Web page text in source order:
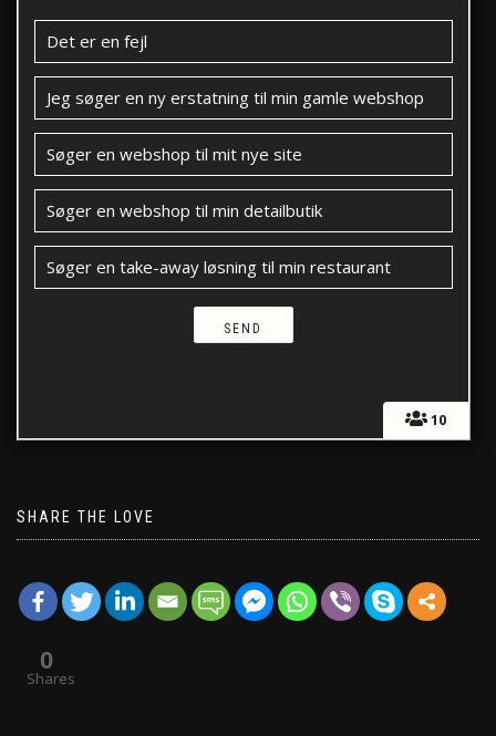
10
Det er en fejl
Jeg søger en ny erstatning til min gamle webshop
Søger en webshop til mit nye site
Søger en webshop til min detailbutik
Søger en take-away løsning til min restaurant
SHARE THE LOVE
0
Shares